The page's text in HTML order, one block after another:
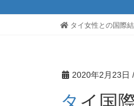
タイ女性との国際
2020年2月23日
タイ